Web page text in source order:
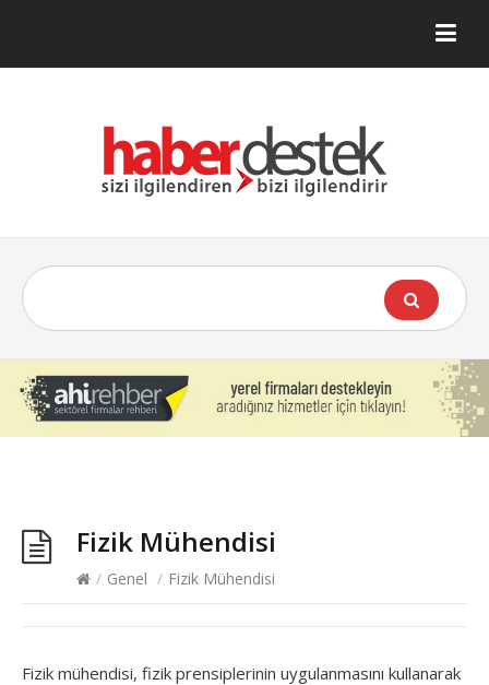
Fizik Mühendisi
/ Genel / Fizik Mühendisi
Fizik mühendisi, fizik prensiplerinin uygulanmasını kullanarak